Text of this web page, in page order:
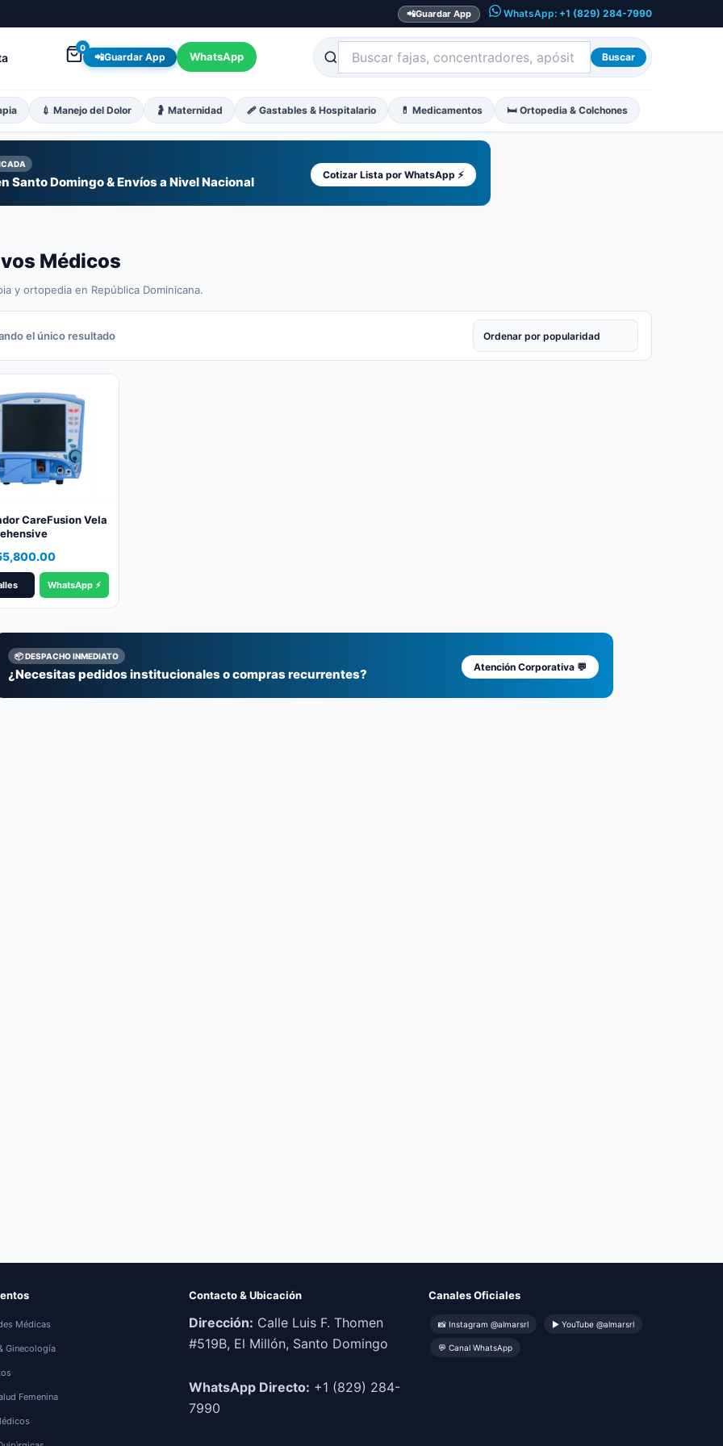
📲Guardar App WhatsApp: +1 (829) 284-7990
0
📲Guardar App WhatsApp Buscar
💉 Manejo del Dolor 🤰 Maternidad 🩹 Gastables & Hospitalario 💊 Medicamentos 🛏️ Ortopedia & Colchones
Santo Domingo & Envíos a Nivel Nacional Cotizar Lista por WhatsApp ⚡
Médicos
y ortopedia en República Dominicana.
el único resultado
CareFusion Vela
WhatsApp ⚡
📦 DESPACHO INMEDIATO
¿Necesitas pedidos institucionales o compras recurrentes? Atención Corporativa 💬
Médicas
Ginecología
Femenina
Contacto & Ubicación
Dirección: Calle Luis F. Thomen
#519B, El Millón, Santo Domingo
WhatsApp Directo: +1 (829) 284-
7990
Canales Oficiales
📸 Instagram @almarsrl ▶ YouTube @almarsrl
💬 Canal WhatsApp